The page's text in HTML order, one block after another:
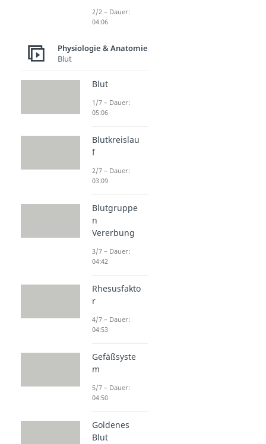
2/2 – Dauer:
04:06
Physiologie & Anatomie
Blut
Blut
1/7 – Dauer:
05:06
Blutkreislau
f
2/7 – Dauer:
03:09
Blutgruppe
n
Vererbung
3/7 – Dauer:
04:42
Rhesusfakto
r
4/7 – Dauer:
04:53
Gefäßsyste
m
5/7 – Dauer:
04:50
Goldenes
Blut